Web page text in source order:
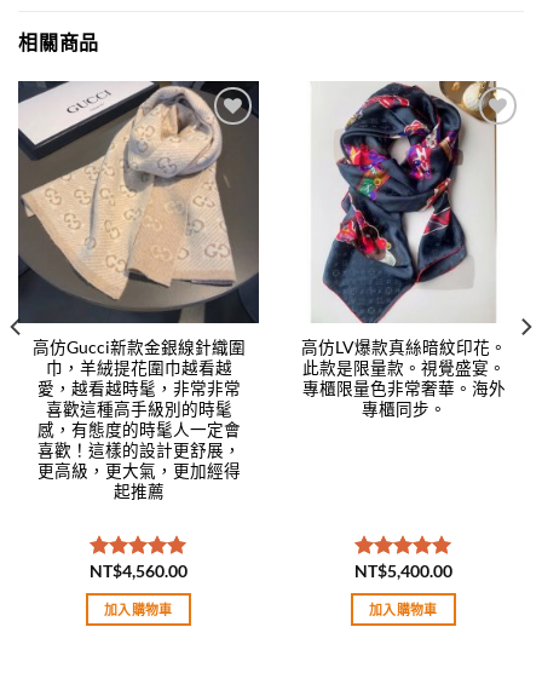
相關商品
Add to
wishlist
高仿Gucci新款金銀線針織圍
巾，羊絨提花圍巾越看越
愛，越看越時髦，非常非常
喜歡這種高手級別的時髦
感，有態度的時髦人一定會
喜歡！這樣的設計更舒展，
更高級，更大氣，更加經得
起推薦
評分5.00
滿分 5
NT$4,560.00
加入購物車
Add to
高仿LV爆款真絲暗紋印花。
此款是限量款。視覺盛宴。
專櫃限量色非常奢華。海外
專櫃同步。
評分5.00
滿分 5
NT$5,400.00
加入購物車